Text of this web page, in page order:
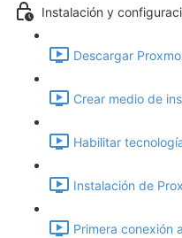
Instalación y
Descargar
Crear medio de
Habilitar
Instalación de
Primera conexión